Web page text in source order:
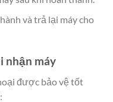
và trả lại máy cho
nhận máy
được bảo vệ tốt